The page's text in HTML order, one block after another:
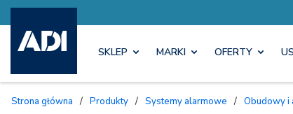
SKLEP MARKI OFERTY
Strona główna / Produkty / Systemy alarmowe / Obudowy